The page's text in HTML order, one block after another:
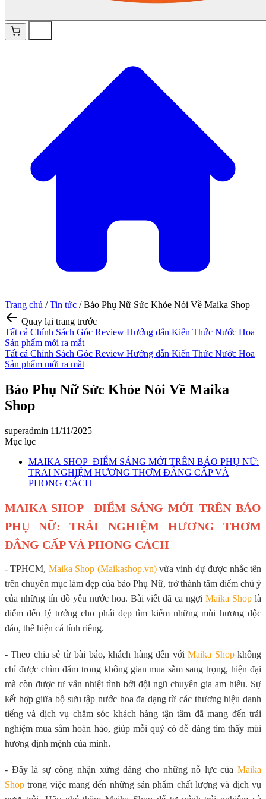
Trang chủ / Tin tức / Báo Phụ Nữ Sức Khỏe Nói Về Maika Shop
Quay lại trang trước
Tất cả Chính Sách Góc Review Hướng dẫn Kiến Thức Nước Hoa
Sản phẩm mới ra mắt
Tất cả Chính Sách Góc Review Hướng dẫn Kiến Thức Nước Hoa
Sản phẩm mới ra mắt
Báo Phụ Nữ Sức Khỏe Nói Về Maika
Shop
superadmin 11/11/2025
Mục lục
MAIKA SHOP ĐIỂM SÁNG MỚI TRÊN BÁO PHỤ NỮ:
TRẢI NGHIỆM HƯƠNG THƠM ĐẲNG CẤP VÀ
PHONG CÁCH
MAIKA SHOP ĐIỂM SÁNG MỚI TRÊN BÁO
PHỤ NỮ: TRẢI NGHIỆM HƯƠNG THƠM
ĐẲNG CẤP VÀ PHONG CÁCH
- TPHCM, Maika Shop (Maikashop.vn)vừa vinh dự được nhắc tên
trên chuyên mục làm đẹp của báo Phụ Nữ, trở thành tâm điểm chú ý
của những tín đồ yêu nước hoa. Bài viết đã ca ngợiMaika Shop là
điểm đến lý tưởng cho phái đẹp tìm kiếm những mùi hương độc
đáo, thể hiện cá tính riêng.
- Theo chia sẻ từ bài báo, khách hàng đến vớiMaika Shopkhông
chỉ được chìm đắm trong không gian mua sắm sang trọng, hiện đại
mà còn được tư vấn nhiệt tình bởi đội ngũ chuyên gia am hiểu. Sự
kết hợp giữa bộ sưu tập nước hoa đa dạng từ các thương hiệu danh
tiếng và dịch vụ chăm sóc khách hàng tận tâm đã mang đến trải
nghiệm mua sắm hoàn hảo, giúp mỗi quý cô dễ dàng tìm thấy mùi
hương định mệnh của mình.
- Đây là sự công nhận xứng đáng cho những nỗ lực của Maika
Shop trong việc mang đến những sản phẩm chất lượng và dịch vụ